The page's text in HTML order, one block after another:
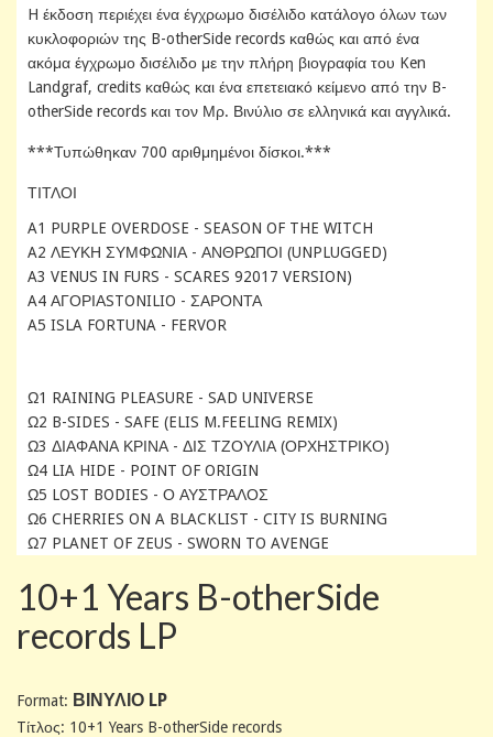
H έκδοση περιέχει ένα έγχρωμο δισέλιδο κατάλογο όλων των
κυκλοφοριών της B-otherSide records καθώς και από ένα
ακόμα έγχρωμο δισέλιδο με την πλήρη βιογραφία του Ken
Landgraf, credits καθώς και ένα επετειακό κείμενο από την B-
otherSide records και τον Μρ. Βινύλιο σε ελληνικά και αγγλικά.
***Τυπώθηκαν 700 αριθμημένοι δίσκοι.***
ΤΙΤΛΟΙ
A1 PURPLE OVERDOSE - SEASON OF THE WITCH
A2 ΛΕΥΚΗ ΣΥΜΦΩΝΙΑ - ΑΝΘΡΩΠΟΙ (UNPLUGGED)
A3 VENUS IN FURS - SCARES 92017 VERSION)
A4 ΑΓΟΡΙΑSTONILIO - ΣΑΡΟΝΤΑ
A5 ISLA FORTUNA - FERVOR
Ω1 RAINING PLEASURE - SAD UNIVERSE
Ω2 B-SIDES - SAFE (ELIS M.FEELING REMIX)
Ω3 ΔΙΑΦΑΝΑ ΚΡΙΝΑ - ΔΙΣ ΤΖΟΥΛΙΑ (ΟΡΧΗΣΤΡΙΚΟ)
Ω4 LIA HIDE - POINT OF ORIGIN
Ω5 LOST BODIES - Ο ΑΥΣΤΡΑΛΟΣ
Ω6 CHERRIES ON A BLACKLIST - CITY IS BURNING
Ω7 PLANET OF ZEUS - SWORN TO AVENGE
10+1 Years B-otherSide
records LP
Format: ΒΙΝΥΛΙΟ LP
Tίτλος: 10+1 Years B-otherSide records